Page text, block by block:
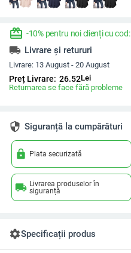
redeem -10% pentru noi clienți cu cod:
local_shipping Livrare și retururi
Livrare: 13 August - 20 August
Preț Livrare: 26.52Lei
Returnarea se face fără probleme
security Siguranță la cumpărături
lock Plata securizată
local_shipping Livrarea produselor în
siguranță
settingsSpecificații produs